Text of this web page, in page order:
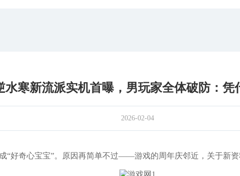
水寒新流派实机首曝，男玩家全体破防：凭
2026-02-04
奇心宝宝”。原因再简单不过——游戏的周年庆邻近，关于新资